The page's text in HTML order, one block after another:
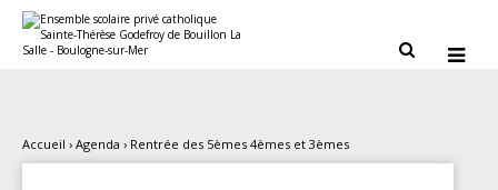
contenu.
personnels
 
Accueil › Agenda › Rentrée des 5èmes 4èmes et 3èmes